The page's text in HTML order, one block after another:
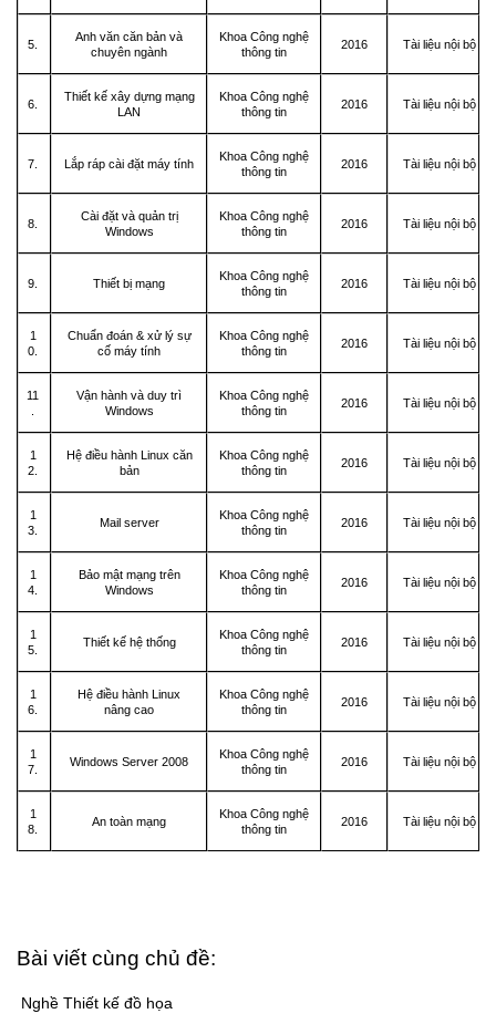
5.
Anh văn căn bản và
chuyên ngành
Khoa Công nghệ
thông tin
2016 Tài liệu nội bộ
6.
Thiết kế xây dựng mạng
LAN
Khoa Công nghệ
thông tin
2016 Tài liệu nội bộ
7. Lắp ráp cài đặt máy tính
Khoa Công nghệ
thông tin
2016 Tài liệu nội bộ
8.
Cài đặt và quản trị
Windows
Khoa Công nghệ
thông tin
2016 Tài liệu nội bộ
9. Thiết bị mạng
Khoa Công nghệ
thông tin
2016 Tài liệu nội bộ
1
0.
Chuẩn đoán & xử lý sự
cố máy tính
Khoa Công nghệ
thông tin
2016 Tài liệu nội bộ
11
Vận hành và duy trì
Windows
Khoa Công nghệ
thông tin
2016 Tài liệu nội bộ
1
2.
Hệ điều hành Linux căn
bản
Khoa Công nghệ
thông tin
2016 Tài liệu nội bộ
1
3.
Mail server
Khoa Công nghệ
thông tin
2016 Tài liệu nội bộ
1
4.
Bảo mật mạng trên
Windows
Khoa Công nghệ
thông tin
2016 Tài liệu nội bộ
1
5.
Thiết kế hệ thống
Khoa Công nghệ
thông tin
2016 Tài liệu nội bộ
1
6.
Hệ điều hành Linux
nâng cao
Khoa Công nghệ
thông tin
2016 Tài liệu nội bộ
1
7.
Windows Server 2008
Khoa Công nghệ
thông tin
2016 Tài liệu nội bộ
1
8.
An toàn mạng
Khoa Công nghệ
thông tin
2016 Tài liệu nội bộ
Bài viết cùng chủ đề:
Nghề Thiết kế đồ họa